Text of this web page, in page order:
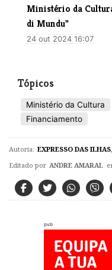
​Ministério da
di Mundu"
24 out 2024 16:07
Tópicos
Ministério da Cultura
Financiamento
Autoria: EXPRESSO DAS ILHAS
Editado por ANDRE AMARAL
pub